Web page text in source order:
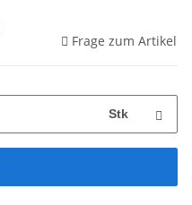
Frage zum Artikel
Stk